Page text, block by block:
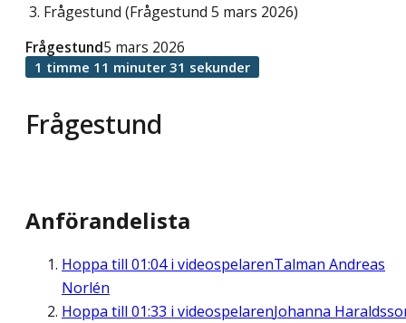
Frågestund (Frågestund 5 mars 2026)
Frågestund
Frågestund5 mars 2026
1 timme 11 minuter 31 sekunder
Anförandelista
Hoppa till 01:04i videospelarenTalman Andreas
Norlén
Hoppa till 01:33 i videospelarenJohanna